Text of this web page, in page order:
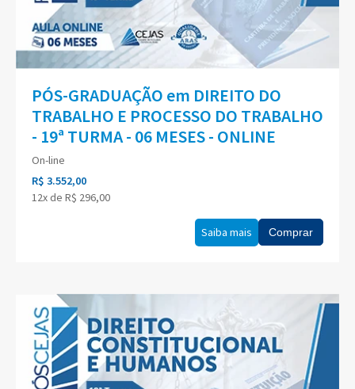
PÓS-GRADUAÇÃO em DIREITO DO
TRABALHO E PROCESSO DO TRABALHO
- 19ª TURMA - 06 MESES - ONLINE
On-line
R$ 3.552,00
12x de R$ 296,00
Saiba mais Comprar